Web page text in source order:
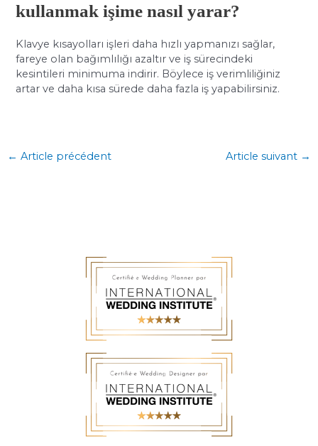
kullanmak işime nasıl yarar?
Klavye kısayolları işleri daha hızlı yapmanızı sağlar,
fareye olan bağımlılığı azaltır ve iş sürecindeki
kesintileri minimuma indirir. Böylece iş verimliliğiniz
artar ve daha kısa sürede daha fazla iş yapabilirsiniz.
← Article précédent Article suivant →